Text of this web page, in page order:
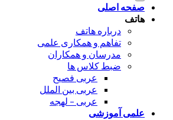
صفحه اصلی
هاتف
درباره هاتف
تفاهم و همکاری علمی
مدرسان و همکاران
ضبط کلاس ها
عربی فصیح
عربی بین الملل
عربی – لهجه
علمی آموزشی